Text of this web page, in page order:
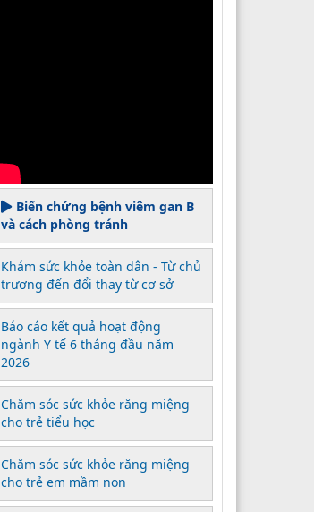
Biến chứng bệnh viêm gan B
và cách phòng tránh
Khám sức khỏe toàn dân - Từ chủ
trương đến đổi thay từ cơ sở
Báo cáo kết quả hoạt động
ngành Y tế 6 tháng đầu năm
2026
Chăm sóc sức khỏe răng miệng
cho trẻ tiểu học
Chăm sóc sức khỏe răng miệng
cho trẻ em mầm non